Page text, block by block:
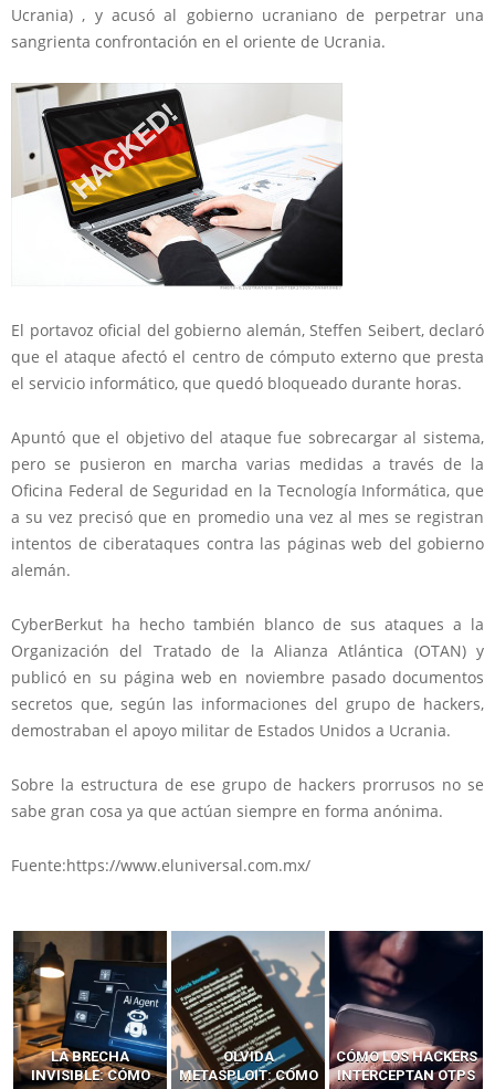
Ucrania) , y acusó al gobierno ucraniano de perpetrar una
sangrienta confrontación en el oriente de Ucrania.
El portavoz oficial del gobierno alemán, Steffen Seibert, declaró
que el ataque afectó el centro de cómputo externo que presta
el servicio informático, que quedó bloqueado durante horas.
Apuntó que el objetivo del ataque fue sobrecargar al sistema,
pero se pusieron en marcha varias medidas a través de la
Oficina Federal de Seguridad en la Tecnología Informática, que
a su vez precisó que en promedio una vez al mes se registran
intentos de ciberataques contra las páginas web del gobierno
alemán.
CyberBerkut ha hecho también blanco de sus ataques a la
Organización del Tratado de la Alianza Atlántica (OTAN) y
publicó en su página web en noviembre pasado documentos
secretos que, según las informaciones del grupo de hackers,
demostraban el apoyo militar de Estados Unidos a Ucrania.
Sobre la estructura de ese grupo de hackers prorrusos no se
sabe gran cosa ya que actúan siempre en forma anónima.
Fuente:https://www.eluniversal.com.mx/
LA BRECHA
INVISIBLE: CÓMO
OLVIDA
METASPLOIT: CÓMO
CÓMO LOS HACKERS
INTERCEPTAN OTPS